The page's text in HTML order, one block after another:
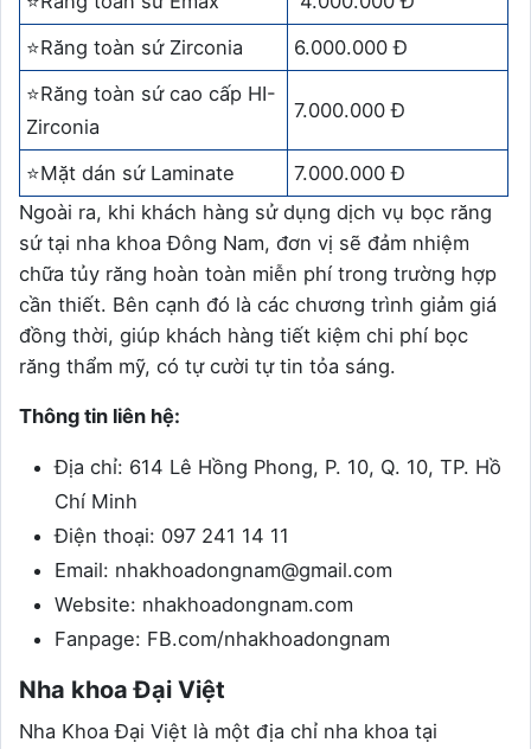
⭐Răng toàn sứ Zirconia
6.000.000 Đ
⭐Răng toàn sứ cao cấp HI-
Zirconia
7.000.000 Đ
⭐Mặt dán sứ Laminate
7.000.000 Đ
Ngoài ra, khi khách hàng sử dụng dịch vụ bọc răng
sứ tại nha khoa Đông Nam, đơn vị sẽ đảm nhiệm
chữa tủy răng hoàn toàn miễn phí trong trường hợp
cần thiết. Bên cạnh đó là các chương trình giảm giá
đồng thời, giúp khách hàng tiết kiệm chi phí bọc
răng thẩm mỹ, có tự cười tự tin tỏa sáng.
Thông tin liên hệ:
Địa chỉ: 614 Lê Hồng Phong, P. 10, Q. 10, TP. Hồ
Chí Minh
Điện thoại: 097 241 14 11
Email: nhakhoadongnam@gmail.com
Website: nhakhoadongnam.com
Fanpage: FB.com/nhakhoadongnam
Nha khoa Đại Việt
Nha Khoa Đại Việt là một địa chỉ nha khoa tại